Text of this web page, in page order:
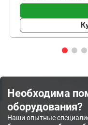
Необходима
оборудования?
Наши опытные